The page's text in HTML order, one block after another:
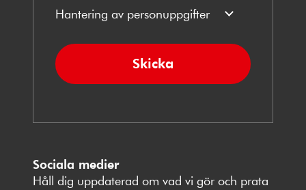
Hantering av personuppgifter
Skicka
Sociala medier
Håll dig uppdaterad om vad vi gör och prata